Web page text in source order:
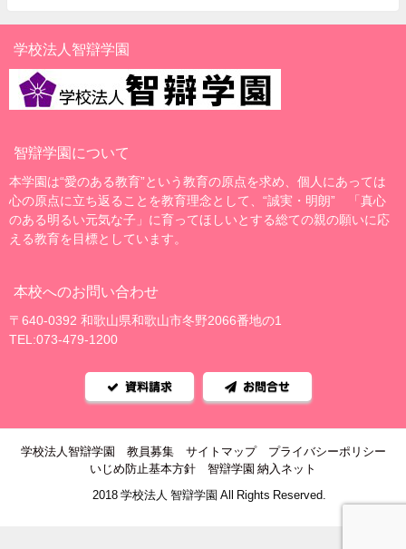
学校法人智辯学園
智辯学園について
本学園は“愛のある教育”という教育の原点を求め、個人にあっては
心の原点に立ち返ることを教育理念として、“誠実・明朗” 「真心
のある明るい元気な子」に育ってほしいとする総ての親の願いに応
える教育を目標としています。
本校へのお問い合わせ
〒640-0392 和歌山県和歌山市冬野2066番地の1
TEL:073-479-1200
資料請求 お問合せ
学校法人智辯学園 教員募集 サイトマップ
プライバシーポリシー
いじめ防止基本方針
智辯学園 納入ネット
©2018 学校法人 智辯学園 All Rights Reserved.